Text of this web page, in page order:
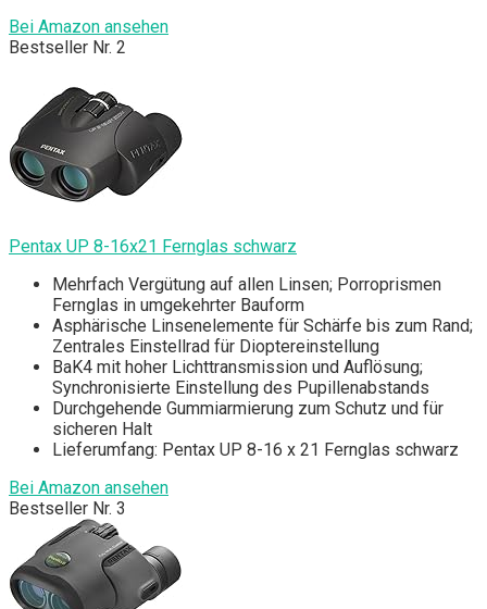
Bei Amazon ansehen
Bestseller Nr. 2
Pentax UP 8-16x21 Fernglas schwarz
Mehrfach Vergütung auf allen Linsen; Porroprismen
Fernglas in umgekehrter Bauform
Asphärische Linsenelemente für Schärfe bis zum Rand;
Zentrales Einstellrad für Dioptereinstellung
BaK4 mit hoher Lichttransmission und Auflösung;
Synchronisierte Einstellung des Pupillenabstands
Durchgehende Gummiarmierung zum Schutz und für
sicheren Halt
Lieferumfang: Pentax UP 8-16 x 21 Fernglas schwarz
Bei Amazon ansehen
Bestseller Nr. 3